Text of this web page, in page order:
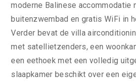
moderne Balinese accommodatie
buitenzwembad en gratis WiFi in
Verder bevat de villa
met satellietzenders, een
een eethoek met een volledig
slaapkamer beschikt over een